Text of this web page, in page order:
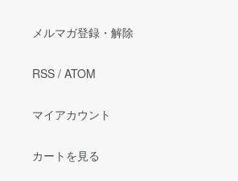
メルマガ登録・解除
RSS / ATOM
マイアカウント
カートを見る